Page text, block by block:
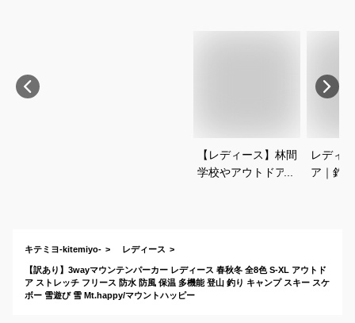
【レディース】林間
学校やアウトドア
レディ
ア｜釣
キテミヨ-kitemiyo- レディース
【訳あり】3wayマウンテンパーカー レディース 春秋冬 全8色 S-XL アウトド
ア ストレッチ フリース 防水 防風 保温 多機能 登山 釣り キャンプ スキー スケ
ボー 雪遊び 雪 Mt.happy/マウントハッピー